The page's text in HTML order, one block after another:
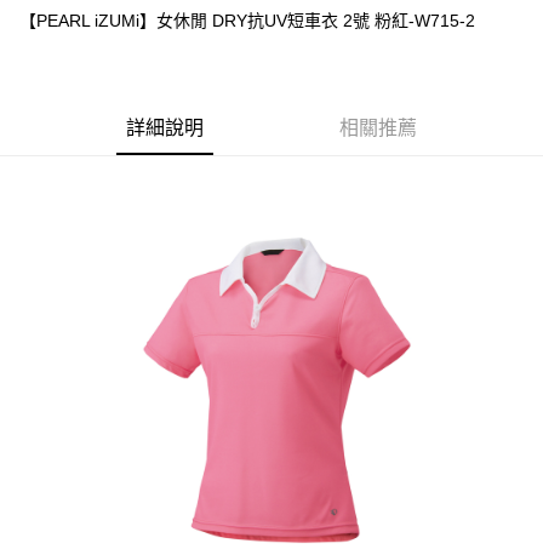
易，需依本服務之必要範圍內提供個人資料，並將交易相關給付款項請求債
「AFTEE先享後付」，若未經同意申辦者引起之損失，本公司不負相關責
５．嚴禁一人註冊多個帳號或使用他人資訊註冊。若發現惡意使用之情形，
恩沛科技股份有限公司將有權停止該用戶之使用額度並採取法律行動。
【PEARL iZUMi】女休閒 DRY抗UV短車衣 2號 粉紅-W715-2
詳細說明 相關推薦